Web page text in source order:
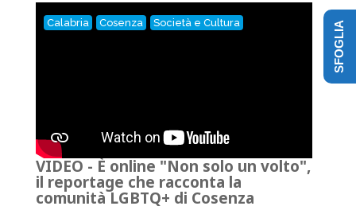
Calabria Cosenza Società e Cultura
VIDEO - È online "Non solo un volto",
il reportage che racconta la
comunità LGBTQ+ di Cosenza
SFOGLIA